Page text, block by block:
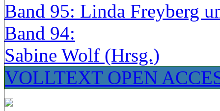
Band 95: Linda Freyberg
Band 94:
Sabine Wolf (Hrsg.)
VOLLTEXT OPEN